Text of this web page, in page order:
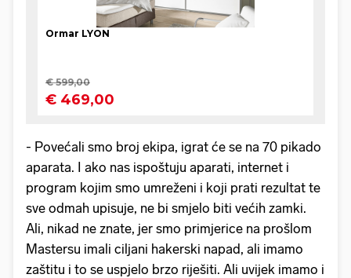
- Povećali smo broj ekipa, igrat će se na 70 pikado
aparata. I ako nas ispoštuju aparati, internet i
program kojim smo umreženi i koji prati rezultat te
sve odmah upisuje, ne bi smjelo biti većih zamki.
Ali, nikad ne znate, jer smo primjerice na prošlom
Mastersu imali ciljani hakerski napad, ali imamo
zaštitu i to se uspjelo brzo riješiti. Ali uvijek imamo i